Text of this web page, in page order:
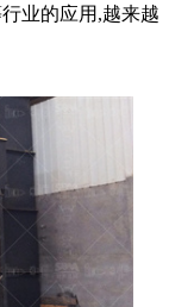
业的应用,越来越